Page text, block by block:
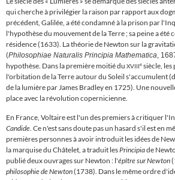
qui cherche à privilégier la raison par rapport aux
précédent, Galilée, a été condamné à la prison par
l'hypothèse du mouvement de la Terre ;sa peine a été
résidence (1633). La théorie de Newton sur la
(Philosophiae Naturalis Principia Mathematica,
hypothèse. Dans la première moitié du XVIIIe siècle,
l'orbitation de la Terre autour du Soleil s'accumulent
de la lumière par James Bradley en 1725). Une
place avec la révolution copernicienne.
En France, Voltaire est l'un des premiers à critiquer
Candide. Ce n'est sans doute pas un hasard s'il est en
premières personnes à avoir introduit les idées de
la marquise du Châtelet, a traduit lesPrincipiade
publié deux ouvrages sur Newton : l'épître sur Newton
philosophie de Newton(1738). Dans le même ordre